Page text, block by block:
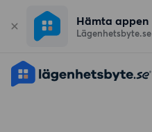
Hämta appen
Lägenhetsbyte.se